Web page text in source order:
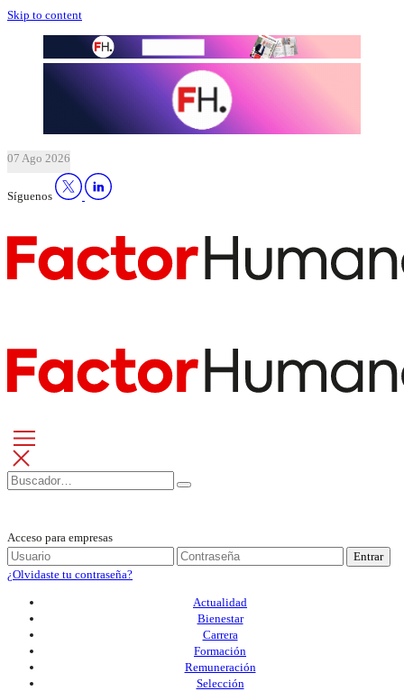
Skip to content
07 Ago 2026
Síguenos
Acceso para empresas
Entrar
¿Olvidaste tu contraseña?
Actualidad
Bienestar
Carrera
Formación
Remuneración
Selección